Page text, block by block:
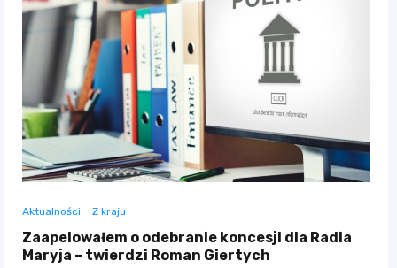
Aktualności Z kraju
Zaapelowałem o odebranie koncesji dla Radia
Maryja – twierdzi Roman Giertych